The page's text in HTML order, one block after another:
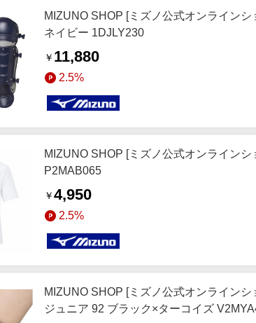
MIZUNO SHOP [ミズノ公式オンライン
ネイビー 1DJLY230
￥ 11,880
2.5%
MIZUNO SHOP [ミズノ公式オンライン
P2MAB065
￥4,950
2.5%
MIZUNO SHOP [ミズノ公式オンライン
ジュニア 92 ブラック×ターコイズ